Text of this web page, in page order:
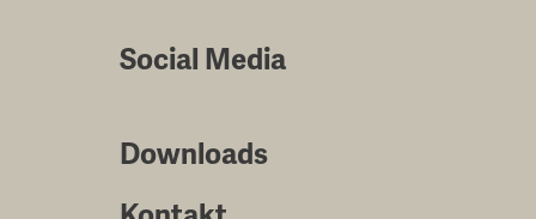
Social Media
Downloads